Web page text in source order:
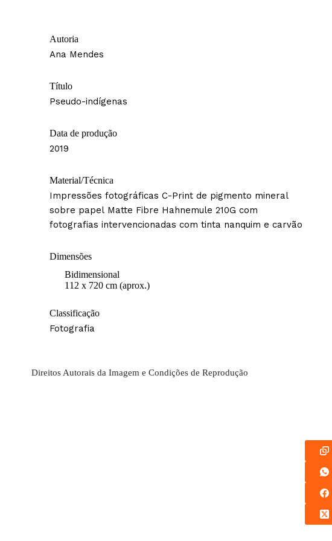
Autoria
Ana Mendes
Título
Pseudo-indígenas
Data de produção
2019
Material/Técnica
Impressões fotográficas C-Print de pigmento mineral
sobre papel Matte Fibre Hahnemule 210G com
fotografias intervencionadas com tinta nanquim e carvão
Dimensões
Bidimensional
112 x 720 cm (aprox.)
Classificação
Fotografia
Direitos Autorais da Imagem e Condições de Reprodução